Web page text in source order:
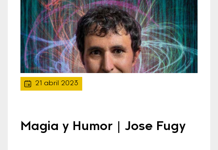
21 abril 2023
Magia y Humor | Jose Fugy